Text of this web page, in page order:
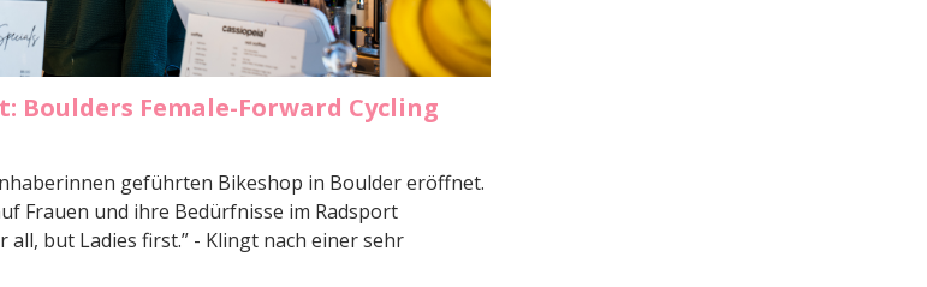
Boulders Female-Forward Cycling
geführten Bikeshop in Boulder eröffnet.
Frauen und ihre Bedürfnisse im Radsport
all, but Ladies first.” - Klingt nach einer sehr